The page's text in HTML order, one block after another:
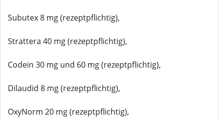
Subutex 8 mg (rezeptpflichtig),
Strattera 40 mg (rezeptpflichtig),
Codein 30 mg und 60 mg (rezeptpflichtig),
Dilaudid 8 mg (rezeptpflichtig),
OxyNorm 20 mg (rezeptpflichtig),